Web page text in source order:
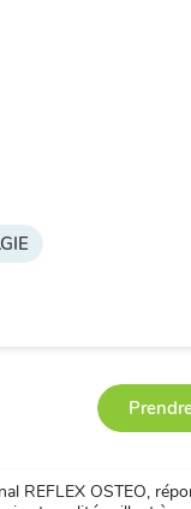
REFLEX OSTEO,